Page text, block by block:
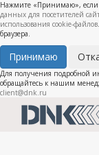
Нажмите «Принимаю», если
данных для посетителей
использования cookie-файлов
браузера.
Принимаю
Для получения подробной
обращайтесь к нашим
client@dnk.ru